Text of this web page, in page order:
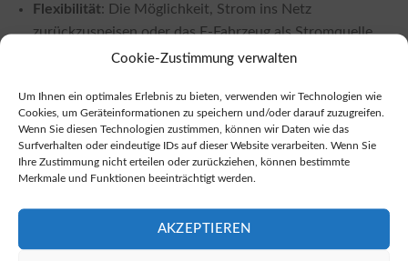
Cookie-Zustimmung verwalten
Um Ihnen ein optimales Erlebnis zu bieten, verwenden wir Technologien wie
Cookies, um Geräteinformationen zu speichern und/oder darauf zuzugreifen.
Wenn Sie diesen Technologien zustimmen, können wir Daten wie das
Surfverhalten oder eindeutige IDs auf dieser Website verarbeiten. Wenn Sie
Ihre Zustimmung nicht erteilen oder zurückziehen, können bestimmte
Merkmale und Funktionen beeinträchtigt werden.
AKZEPTIEREN
Flexibilität: Die Möglichkeit, Strom ins Netz
zurückzuspeisen oder das E-Fahrzeug als Stromquelle
für das Zuhause zu nutzen, schafft viele
BiDi in Kombination mit dynamischen
Stromtarifen
Bidirektionales Laden lässt sich hervorragend mit
Kombination ermöglicht es, Kosten zu sparen, indem das